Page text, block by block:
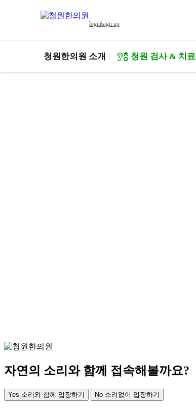
로
뛰
loginsign up
청원한의원 소개 청원 검사 & 치료
자연의 소리와 함께 접속해볼까요?
Yes 소리와 함께 입장하기 No 소리없이 입장하기